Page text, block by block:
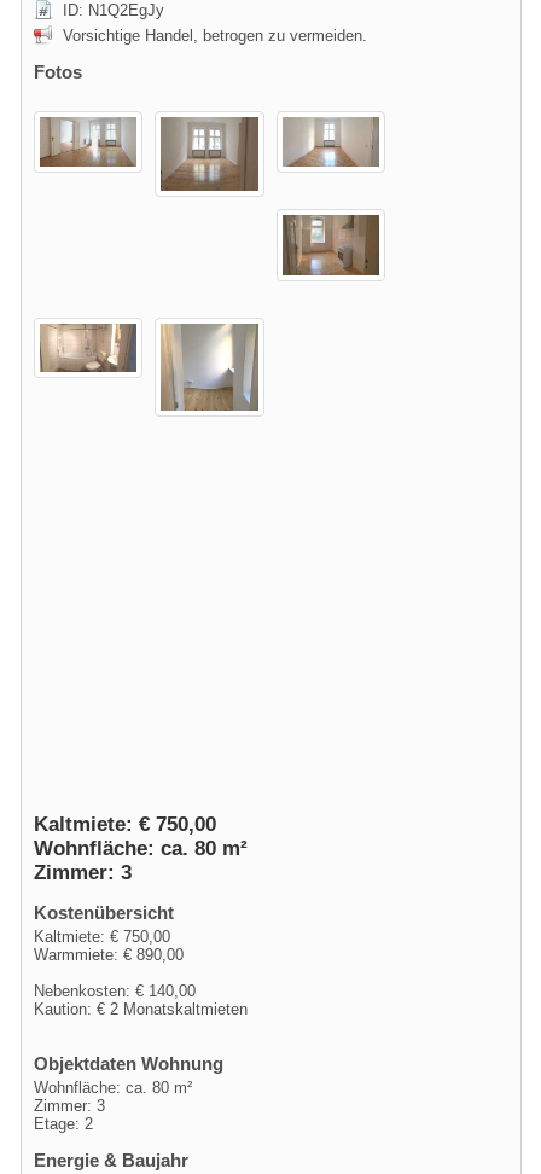
ID: N1Q2EgJy
Vorsichtige Handel, betrogen zu vermeiden.
Fotos
Kaltmiete: € 750,00
Wohnfläche: ca. 80 m²
Zimmer: 3
Kostenübersicht
Kaltmiete: € 750,00
Warmmiete: € 890,00
Nebenkosten: € 140,00
Kaution: € 2 Monatskaltmieten
Objektdaten Wohnung
Wohnfläche: ca. 80 m²
Zimmer: 3
Etage: 2
Energie & Baujahr